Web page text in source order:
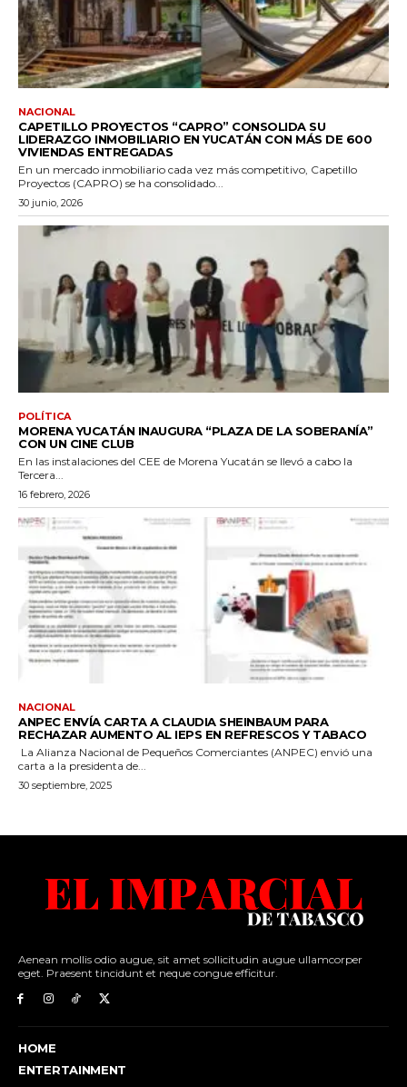
Aenean mollis odio augue, sit amet sollicitudin augue ullamcorper
eget. Praesent tincidunt et neque congue efficitur.
HOME
ENTERTAINMENT